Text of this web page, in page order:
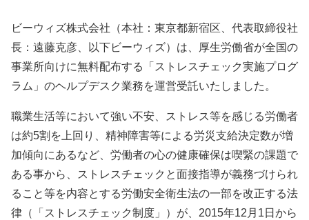
ビーウィズ株式会社（本社：東京都新宿区、代表取締役社
長：遠藤克彦、以下ビーウィズ）は、厚生労働省が全国の
事業所向けに無料配布する「ストレスチェック実施プログ
ラム」のヘルプデスク業務を運営受託いたしました。
職業生活等において強い不安、ストレス等を感じる労働者
は約5割を上回り、精神障害等による労災支給決定数が増
加傾向にあるなど、労働者の心の健康確保は喫緊の課題で
ある事から、ストレスチェックと面接指導が義務づけられ
ること等を内容とする労働安全衛生法の一部を改正する法
律（「ストレスチェック制度」）が、2015年12月1日から